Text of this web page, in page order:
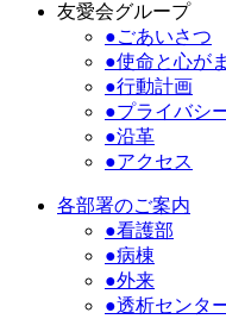
友愛会グループ
●ごあいさつ
●使命と心が
●行動計画
●プライバシ
●沿革
●アクセス
各部署のご案内
●看護部
●病棟
●外来
●透析センタ